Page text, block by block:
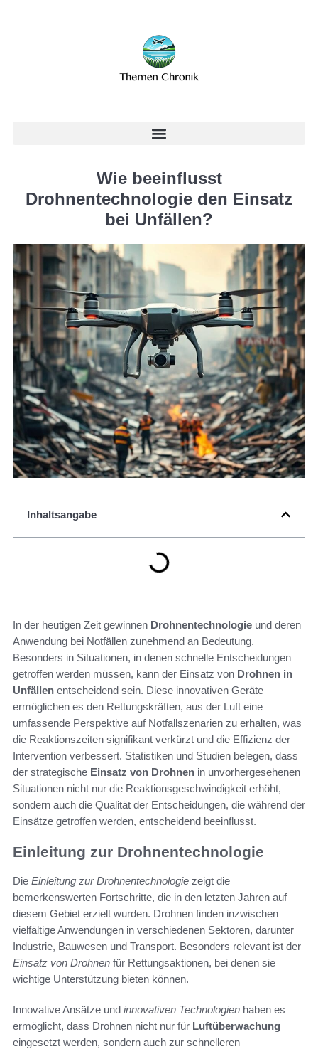
Wie beeinflusst
Drohnentechnologie den Einsatz
bei Unfällen?
Inhaltsangabe
In der heutigen Zeit gewinnen Drohnentechnologie und deren
Anwendung bei Notfällen zunehmend an Bedeutung.
Besonders in Situationen, in denen schnelle Entscheidungen
getroffen werden müssen, kann der Einsatz von Drohnen in
Unfällen entscheidend sein. Diese innovativen Geräte
ermöglichen es den Rettungskräften, aus der Luft eine
umfassende Perspektive auf Notfallszenarien zu erhalten, was
die Reaktionszeiten signifikant verkürzt und die Effizienz der
Intervention verbessert. Statistiken und Studien belegen, dass
der strategische Einsatz von Drohnen in unvorhergesehenen
Situationen nicht nur die Reaktionsgeschwindigkeit erhöht,
sondern auch die Qualität der Entscheidungen, die während der
Einsätze getroffen werden, entscheidend beeinflusst.
Einleitung zur Drohnentechnologie
Die Einleitung zur Drohnentechnologie zeigt die
bemerkenswerten Fortschritte, die in den letzten Jahren auf
diesem Gebiet erzielt wurden. Drohnen finden inzwischen
vielfältige Anwendungen in verschiedenen Sektoren, darunter
Industrie, Bauwesen und Transport. Besonders relevant ist der
Einsatz von Drohnen für Rettungsaktionen, bei denen sie
wichtige Unterstützung bieten können.
Innovative Ansätze und innovativen Technologien haben es
ermöglicht, dass Drohnen nicht nur für Luftüberwachung
eingesetzt werden, sondern auch zur schnelleren